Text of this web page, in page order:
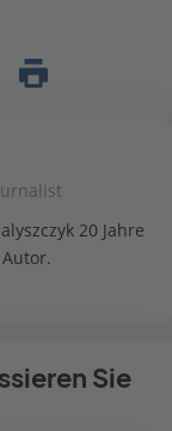
20 Jahre
Sie